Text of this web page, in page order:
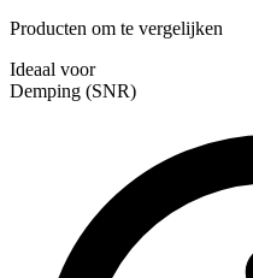
Producten om te vergelijken
Ideaal voor
Demping (SNR)